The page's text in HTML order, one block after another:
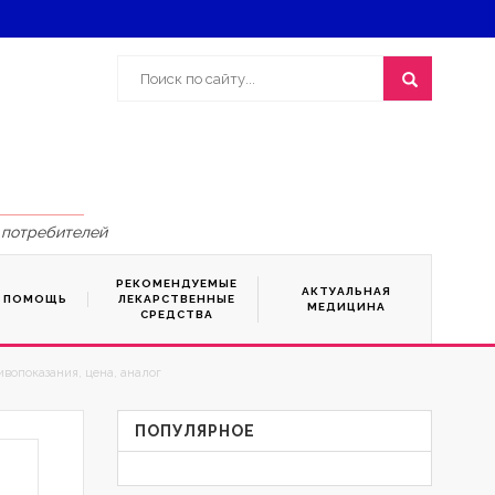
ПОМОЩЬ
РЕКОМЕНДУЕМЫЕ
ЛЕКАРСТВЕННЫЕ
СРЕДСТВА
АКТУАЛЬНАЯ
МЕДИЦИНА
цена, аналог
ПОПУЛЯРНОЕ